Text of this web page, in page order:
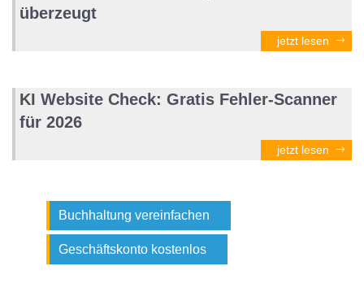
überzeugt
jetzt lesen
KI Website Check: Gratis Fehler-Scanner
für 2026
jetzt lesen
Buchhaltung vereinfachen
Geschäftskonto kostenlos